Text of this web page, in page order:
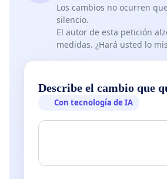
Los cambios no ocurren
silencio.
El autor de esta petición
medidas. ¿Hará usted lo
Describe el cambio que
Con tecnología de IA